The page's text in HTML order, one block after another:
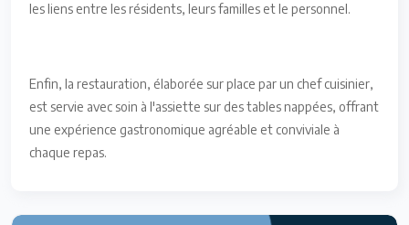
les liens entre les résidents, leurs familles et le personnel.
Enfin, la restauration, élaborée sur place par un chef cuisinier,
est servie avec soin à l'assiette sur des tables nappées, offrant
une expérience gastronomique agréable et conviviale à
chaque repas.